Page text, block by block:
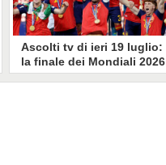
Ascolti tv di ieri 19 luglio:
la finale dei Mondiali 2026
Spagna-Argentina